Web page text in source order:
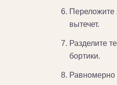
Переложите
вытечет.
Разделите
бортики.
Равномерно